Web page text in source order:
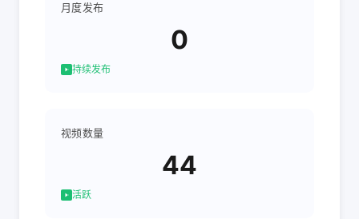
月度发布
0
持续发布
视频数量
44
活跃